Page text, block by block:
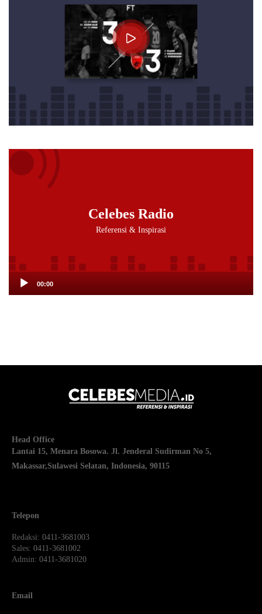
Celebes Radio
Referensi & Inspirasi
Audio
Player
00:00
Head Office
Lantai 15, Menara Bosowa. Jl. Jenderal Sudirman No 5,
Makassar,Sulawesi Selatan, Indonesia, 90115
Telepon
Redaksi: 0411-3681003
Sales: 0411-3681002
Admin: 0411-3681020
Email